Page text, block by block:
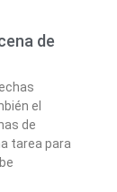
de
el
de
tarea para